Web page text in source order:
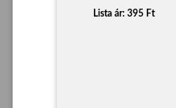
Lista ár: 395 Ft